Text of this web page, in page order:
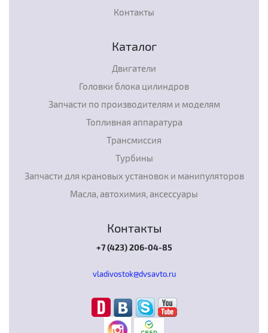
Контакты
Каталог
Двигатели
Головки блока цилиндров
Запчасти по производителям и моделям
Топливная аппаратура
Трансмиссия
Турбины
Запчасти для крановых установок и манипуляторов
Масла, автохимия, аксессуары
Контакты
+7 (423) 206-04-85
vladivostok@dvsavto.ru